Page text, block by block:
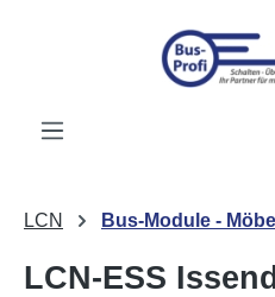
Przejdź do głównej zawartości
LCN Bus-Module -
LCN-ESS